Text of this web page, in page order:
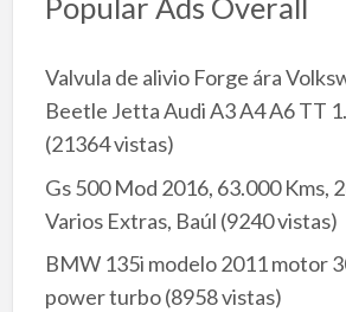
Popular Ads Overall
Valvula de alivio Forge ára
Beetle Jetta Audi A3 A4 A6 TT
(21364 vistas)
Gs 500 Mod 2016, 63.000 Kms,
Varios Extras, Baúl (9240 vistas)
BMW 135i modelo 2011 motor
power turbo(8958 vistas)